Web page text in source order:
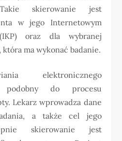
skierowanie jest
w jego Internetowym
oraz dla wybranej
ma wykonać badanie.
elektronicznego
podobny do procesu
Lekarz wprowadza dane
a także cel jego
skierowanie jest